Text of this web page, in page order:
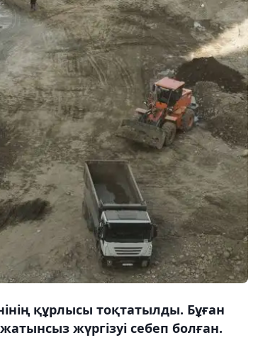
құрлысы тоқтатылды. Бұған
жүргізуі себеп болған.